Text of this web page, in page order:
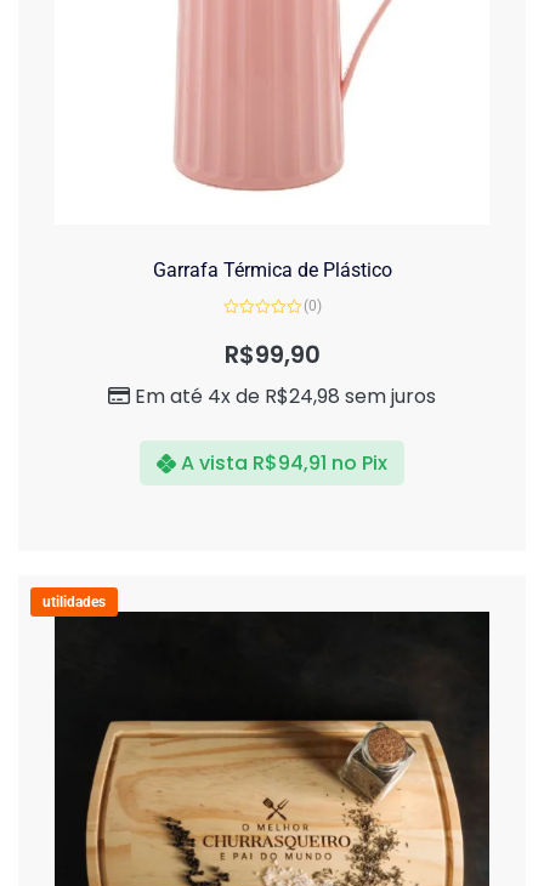
Garrafa Térmica de Plástico
de
(0)
R$99,90
Em até 4x de R$24,98 sem juros
A vista R$94,91 no Pix
utilidades